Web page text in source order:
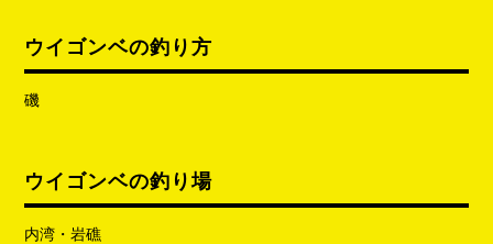
ウイゴンベの釣り方
磯
ウイゴンベの釣り場
内湾・岩礁